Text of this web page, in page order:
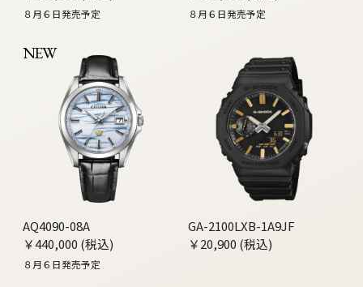
８月６日発売予定 ８月６日発売予定
NEW
AQ4090-08A
￥440,000 (税込)
８月６日発売予定
GA-2100LXB-1A9JF
￥20,900 (税込)